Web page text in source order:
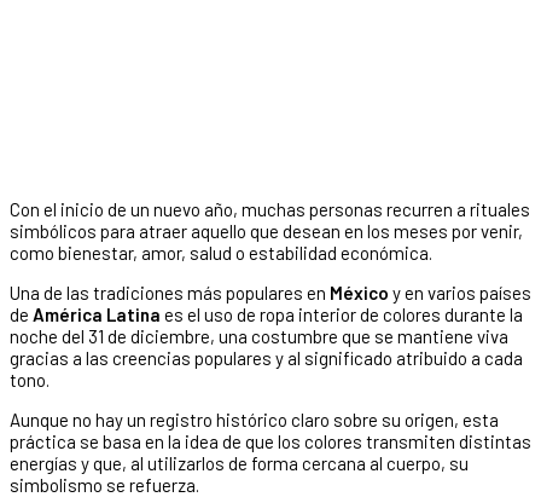
Con el inicio de un nuevo año, muchas personas recurren a rituales
simbólicos para atraer aquello que desean en los meses por venir,
como bienestar, amor, salud o estabilidad económica.
Una de las tradiciones más populares en México y en varios países
de América Latina es el uso de ropa interior de colores durante la
noche del 31 de diciembre, una costumbre que se mantiene viva
gracias a las creencias populares y al significado atribuido a cada
tono.
Aunque no hay un registro histórico claro sobre su origen, esta
práctica se basa en la idea de que los colores transmiten distintas
energías y que, al utilizarlos de forma cercana al cuerpo, su
simbolismo se refuerza.